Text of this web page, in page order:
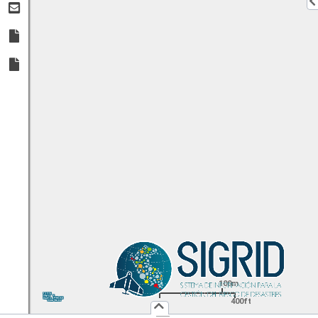
1: 4,514
UTM
X:
Y:
Usuario :
PUBLICO
Iniciar Sesión
100m
400ft